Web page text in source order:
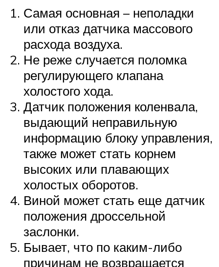
Самая основная – неполадки
или отказ датчика массового
расхода воздуха.
Не реже случается поломка
регулирующего клапана
холостого хода.
Датчик положения коленвала,
выдающий неправильную
информацию блоку управления,
также может стать корнем
высоких или плавающих
холостых оборотов.
Виной может стать еще датчик
положения дроссельной
заслонки.
Бывает, что по каким-либо
причинам не возвращается